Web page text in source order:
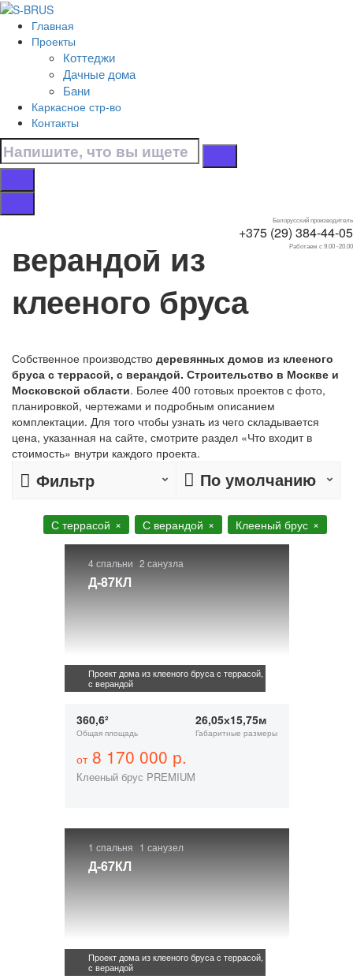
Перейти к контенту
Главная
Проекты
Коттеджи
Дачные дома
Бани
Каркасное стр-во
Контакты
Белорусский производитель
+375 (29) 384-44-05
Работаем с 9.00 -20.00
Главная
Из клееного бруса
С террасой
/
С верандой
Дома с террасой, с
верандой из
клееного бруса
Собственное производство деревянных домов из клееного
бруса с террасой, с верандой. Строительство в Москве и
Московской области. Более 400 готовых проектов с фото,
планировкой, чертежами и подробным описанием
комплектации. Для того чтобы узнать из чего складывается
цена, указанная на сайте, смотрите раздел «Что входит в
стоимость» внутри каждого проекта.
Фильтр По умолчанию
С террасой С верандой Клееный брус
4 спальни 2 санузла
Д-87КЛ
Проект дома из клееного бруса с террасой,
с верандой
360,6²
Общая площадь
26,05х15,75м
Габаритные размеры
от8 170 000 р.
Клееный брус PREMIUM
1 спальня 1 санузел
Д-67КЛ
Проект дома из клееного бруса с террасой,
с верандой